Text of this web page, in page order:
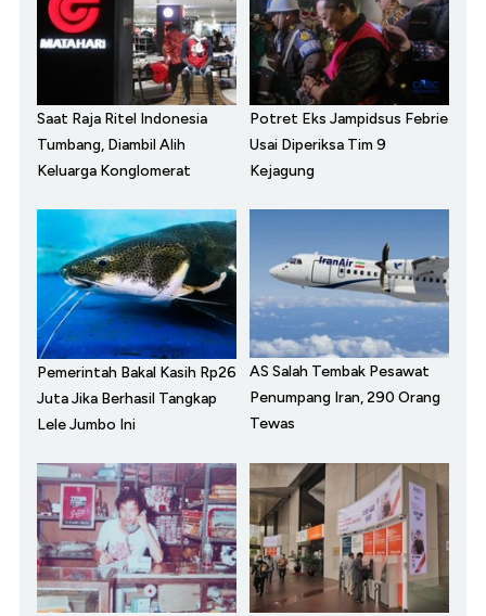
Saat Raja Ritel Indonesia
Tumbang, Diambil Alih
Keluarga Konglomerat
Potret Eks Jampidsus Febrie
Usai Diperiksa Tim 9
Kejagung
Pemerintah Bakal Kasih Rp26
Juta Jika Berhasil Tangkap
Lele Jumbo Ini
AS Salah Tembak Pesawat
Penumpang Iran, 290 Orang
Tewas